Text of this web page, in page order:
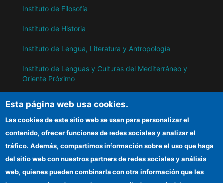
Instituto de Filosofía
Instituto de Historia
Instituto de Lengua, Literatura y Antropología
Instituto de Lenguas y Culturas del Mediterráneo y
Oriente Próximo
IH
Información para proveedores
Esta página web usa cookies.
Las cookies de este sitio web se usan para personalizar el
contenido, ofrecer funciones de redes sociales y analizar el
tráfico. Además, compartimos información sobre el uso que haga
del sitio web con nuestros partners de redes sociales y análisis
web, quienes pueden combinarla con otra información que les